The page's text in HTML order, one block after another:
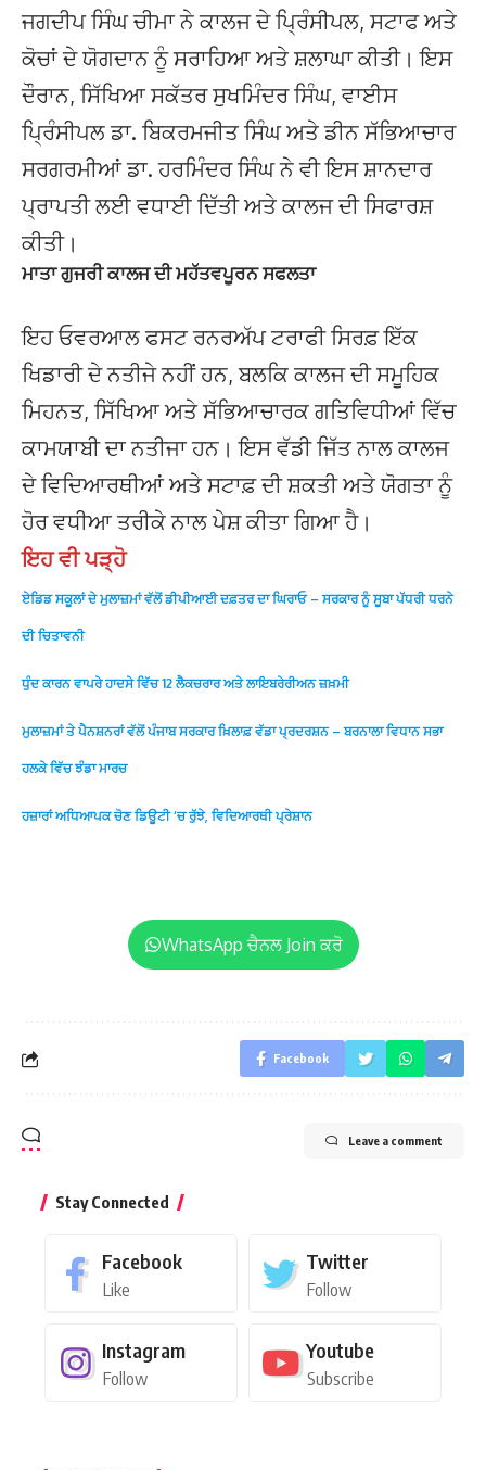
ਜਗਦੀਪ ਸਿੰਘ ਚੀਮਾ ਨੇ ਕਾਲਜ ਦੇ ਪ੍ਰਿੰਸੀਪਲ, ਸਟਾਫ ਅਤੇ
ਕੋਚਾਂ ਦੇ ਯੋਗਦਾਨ ਨੂੰ ਸਰਾਹਿਆ ਅਤੇ ਸ਼ਲਾਘਾ ਕੀਤੀ। ਇਸ
ਦੌਰਾਨ, ਸਿੱਖਿਆ ਸਕੱਤਰ ਸੁਖਮਿੰਦਰ ਸਿੰਘ, ਵਾਈਸ
ਪ੍ਰਿੰਸੀਪਲ ਡਾ. ਬਿਕਰਮਜੀਤ ਸਿੰਘ ਅਤੇ ਡੀਨ ਸੱਭਿਆਚਾਰ
ਸਰਗਰਮੀਆਂ ਡਾ. ਹਰਮਿੰਦਰ ਸਿੰਘ ਨੇ ਵੀ ਇਸ ਸ਼ਾਨਦਾਰ
ਪ੍ਰਾਪਤੀ ਲਈ ਵਧਾਈ ਦਿੱਤੀ ਅਤੇ ਕਾਲਜ ਦੀ ਸਿਫਾਰਸ਼
ਕੀਤੀ।
ਮਾਤਾ ਗੁਜਰੀ ਕਾਲਜ ਦੀ ਮਹੱਤਵਪੂਰਨ ਸਫਲਤਾ
ਇਹ ਓਵਰਆਲ ਫਸਟ ਰਨਰਅੱਪ ਟਰਾਫੀ ਸਿਰਫ਼ ਇੱਕ
ਖਿਡਾਰੀ ਦੇ ਨਤੀਜੇ ਨਹੀਂ ਹਨ, ਬਲਕਿ ਕਾਲਜ ਦੀ ਸਮੂਹਿਕ
ਮਿਹਨਤ, ਸਿੱਖਿਆ ਅਤੇ ਸੱਭਿਆਚਾਰਕ ਗਤਿਵਿਧੀਆਂ ਵਿੱਚ
ਕਾਮਯਾਬੀ ਦਾ ਨਤੀਜਾ ਹਨ। ਇਸ ਵੱਡੀ ਜਿੱਤ ਨਾਲ ਕਾਲਜ
ਦੇ ਵਿਦਿਆਰਥੀਆਂ ਅਤੇ ਸਟਾਫ਼ ਦੀ ਸ਼ਕਤੀ ਅਤੇ ਯੋਗਤਾ ਨੂੰ
ਹੋਰ ਵਧੀਆ ਤਰੀਕੇ ਨਾਲ ਪੇਸ਼ ਕੀਤਾ ਗਿਆ ਹੈ।
ਇਹ ਵੀ ਪੜ੍ਹੋ
ਏਡਿਡ ਸਕੂਲਾਂ ਦੇ ਮੁਲਾਜ਼ਮਾਂ ਵੱਲੋਂ ਡੀਪੀਆਈ ਦਫ਼ਤਰ ਦਾ ਘਿਰਾਓ – ਸਰਕਾਰ ਨੂੰ ਸੂਬਾ ਪੱਧਰੀ ਧਰਨੇ
ਦੀ ਚਿਤਾਵਨੀ
ਧੁੰਦ ਕਾਰਨ ਵਾਪਰੇ ਹਾਦਸੇ ਵਿੱਚ 12 ਲੈਕਚਰਾਰ ਅਤੇ ਲਾਇਬਰੇਰੀਅਨ ਜ਼ਖ਼ਮੀ
ਮੁਲਾਜ਼ਮਾਂ ਤੇ ਪੈਨਸ਼ਨਰਾਂ ਵੱਲੋਂ ਪੰਜਾਬ ਸਰਕਾਰ ਖ਼ਿਲਾਫ਼ ਵੱਡਾ ਪ੍ਰਦਰਸ਼ਨ – ਬਰਨਾਲਾ ਵਿਧਾਨ ਸਭਾ
ਹਲਕੇ ਵਿੱਚ ਝੰਡਾ ਮਾਰਚ
ਹਜ਼ਾਰਾਂ ਅਧਿਆਪਕ ਚੋਣ ਡਿਊਟੀ ‘ਚ ਰੁੱਝੇ, ਵਿਦਿਆਰਥੀ ਪ੍ਰੇਸ਼ਾਨ
WhatsApp ਚੈਨਲ Join ਕਰੋ
Facebook
Leave a comment
Stay Connected
Facebook
Like
Twitter
Follow
Instagram
Follow
Youtube
Subscribe